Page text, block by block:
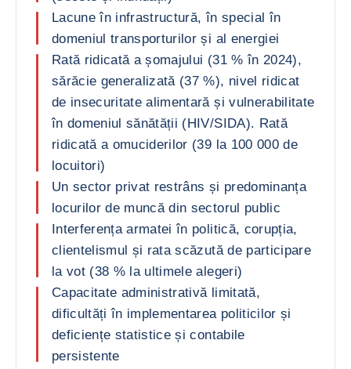
Lacune în infrastructură, în special în
domeniul transporturilor și al energiei
Rată ridicată a șomajului (31 % în 2024),
sărăcie generalizată (37 %), nivel ridicat
de insecuritate alimentară și vulnerabilitate
în domeniul sănătății (HIV/SIDA). Rată
ridicată a omuciderilor (39 la 100 000 de
locuitori)
Un sector privat restrâns și predominanța
locurilor de muncă din sectorul public
Interferența armatei în politică, corupția,
clientelismul și rata scăzută de participare
la vot (38 % la ultimele alegeri)
Capacitate administrativă limitată,
dificultăți în implementarea politicilor și
deficiențe statistice și contabile
persistente